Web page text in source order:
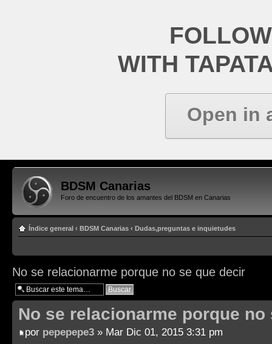
WITH
Open in
BDSM Canarias
Foro de encuentro de los amantes del BDSM en Canarias
Índice general ‹ BDSM Canarias ‹ Dudas,preguntas e inquietudes
No se relacionarme porque no se que decir
No se relacionarme porque no
por pepepepe3 » Mar Dic 01, 2015 3:31 pm